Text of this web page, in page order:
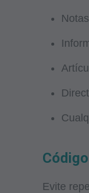
Evite